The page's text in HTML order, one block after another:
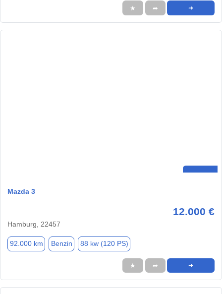
★ ➦ ➜
Mazda 3
12.000 €
Hamburg, 22457
92.000 km Benzin 88 kw (120 PS)
★ ➦ ➜